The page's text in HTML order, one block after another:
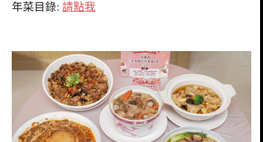
年菜目錄: 請點我